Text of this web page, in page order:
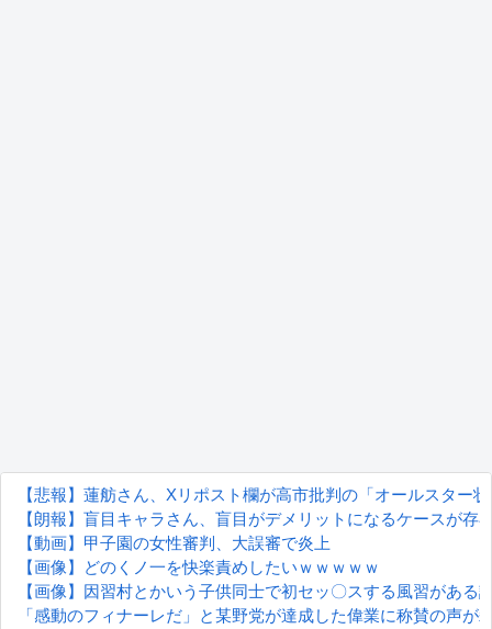
【悲報】蓮舫さん、Xリポスト欄が高市批判の「オールスタ
【朗報】盲目キャラさん、盲目がデメリットになるケースが存
【動画】甲子園の女性審判、大誤審で炎上
【画像】どのくノ一を快楽責めしたいｗｗｗｗｗ
【画像】因習村とかいう子供同士で初セッ〇スする風習がある
「感動のフィナーレだ」と某野党が達成した偉業に称賛の声